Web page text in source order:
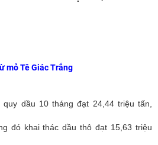
mỏ Tê Giác Trắng
dầu 10 tháng đạt 24,44 triệu tấn,
đó khai thác dầu thô đạt 15,63 triệu